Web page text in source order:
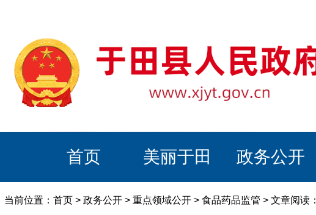
首页 美丽于田 政务公开
当前位置： 首页 > 政务公开 > 重点领域公开 > 食品药品监管 > 文章阅读